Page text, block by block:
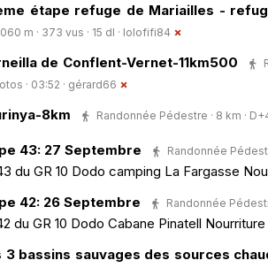
étape refuge de Mariailles -
m · 373 vus · 15 dl · lolofifi84
de Conflent-Vernet-11km500
· 03:52 · gérard66
8km Randonnée Pédestre · 8 km ·
43: 27 Septembre Randonnée
du GR 10 Dodo camping La Fargasse
42: 26 Septembre
Randonnée
du GR 10 Dodo Cabane Pinatell
3 bassins sauvages des sources